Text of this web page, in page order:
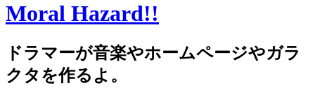
Moral Hazard!!
ドラマーが音楽やホームページやガラ
クタを作るよ。